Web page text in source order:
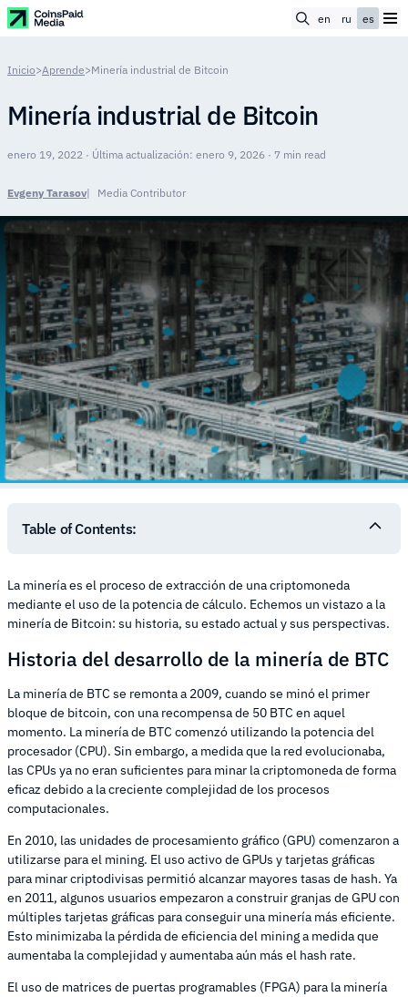
en ru es
Inicio>Aprende>Minería industrial de Bitcoin
Minería industrial de Bitcoin
enero 19, 2022 · Última actualización: enero 9, 2026 · 7 min read
Evgeny Tarasov Media Contributor
La minería es el proceso de extracción de una criptomoneda
mediante el uso de la potencia de cálculo. Echemos un vistazo a la
minería de Bitcoin: su historia, su estado actual y sus perspectivas.
Historia del desarrollo de la minería de BTC
La minería de BTC se remonta a 2009, cuando se minó el primer
bloque de bitcoin, con una recompensa de 50 BTC en aquel
momento. La minería de BTC comenzó utilizando la potencia del
procesador (CPU). Sin embargo, a medida que la red evolucionaba,
las CPUs ya no eran suficientes para minar la criptomoneda de forma
eficaz debido a la creciente complejidad de los procesos
computacionales.
En 2010, las unidades de procesamiento gráfico (GPU) comenzaron a
utilizarse para el mining. El uso activo de GPUs y tarjetas gráficas
para minar criptodivisas permitió alcanzar mayores tasas de hash. Ya
en 2011, algunos usuarios empezaron a construir granjas de GPU con
múltiples tarjetas gráficas para conseguir una minería más eficiente.
Esto minimizaba la pérdida de eficiencia del mining a medida que
aumentaba la complejidad y aumentaba aún más el hash rate.
El uso de matrices de puertas programables (FPGA) para la minería
Table of Contents: